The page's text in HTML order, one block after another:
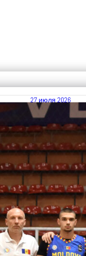
27 июля 2026
Итоги FIBA
Читать далее